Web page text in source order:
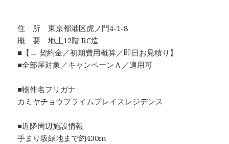
住 所 東京都港区虎ノ門4-1-8
概 要 地上12階 RC造
■【→ 契約金／初期費用概算／即日お見積り】
■全部屋対象／キャンペーンＡ／適用可
■物件名フリガナ
カミヤチョウプライムプレイスレジデンス
■近隣周辺施設情報
手まり坂緑地まで約430m